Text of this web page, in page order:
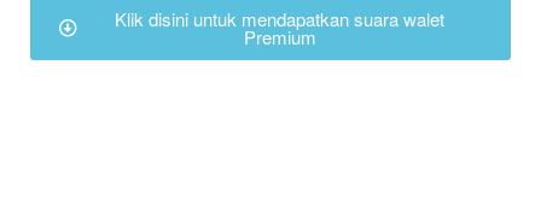
Klik disini untuk mendapatkan suara walet
Premium